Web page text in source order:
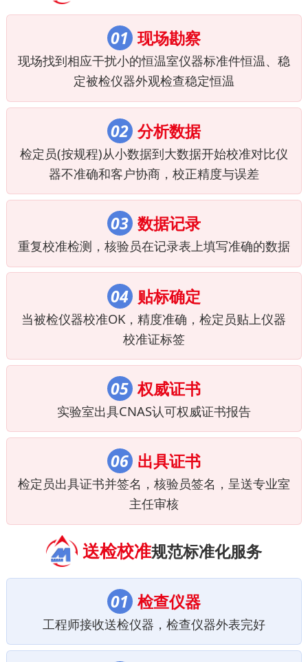
01 现场勘察
现场找到相应干扰小的恒温室仪器标准件恒温、稳
定被检仪器外观检查稳定恒温
02 分析数据
检定员(按规程)从小数据到大数据开始校准对比仪
器不准确和客户协商，校正精度与误差
03 数据记录
重复校准检测，核验员在记录表上填写准确的数据
04 贴标确定
当被检仪器校准OK，精度准确，检定员贴上仪器
校准证标签
05 权威证书
实验室出具CNAS认可权威证书报告
06 出具证书
检定员出具证书并签名，核验员签名，呈送专业室
主任审核
送检校准规范标准化服务
01 检查仪器
工程师接收送检仪器，检查仪器外表完好